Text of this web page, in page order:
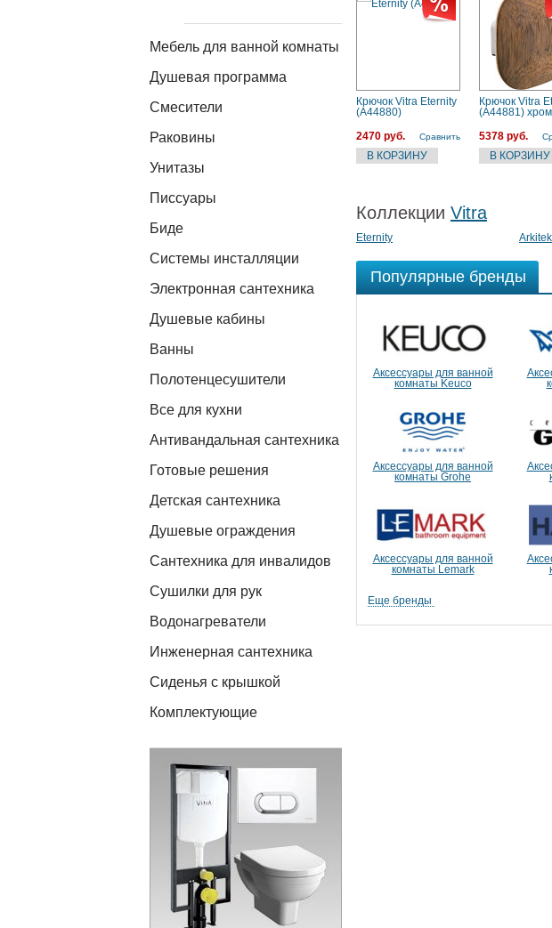
Мебель для ванной комнаты
Душевая программа
Смесители
Раковины
Унитазы
Писсуары
Биде
Системы инсталляции
Электронная сантехника
Душевые кабины
Ванны
Полотенцесушители
Все для кухни
Антивандальная сантехника
Готовые решения
Детская сантехника
Душевые ограждения
Сантехника для инвалидов
Сушилки для рук
Водонагреватели
Инженерная сантехника
Сиденья с крышкой
Комплектующие
Крючок Vitra Eternity
(A44880)
2470 руб.
Сравнить
Крючок Vitra
(A44881) хром
5378 руб.
Коллекции Vitra
Eternity
Популярные бренды
Аксессуары для ванной
комнаты Keuco
Аксессуары для ванной
комнаты Grohe
Аксессуары для ванной
комнаты Lemark
Еще бренды